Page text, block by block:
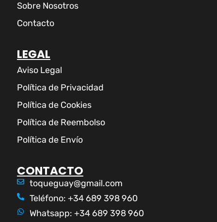
Sobre Nosotros
Contacto
LEGAL
Aviso Legal
Política de Privacidad
Política de Cookies
Política de Reembolso
Política de Envío
CONTACTO
toqueguay@gmail.com
Teléfono: +34 689 398 960
Whatsapp: +34 689 398 960